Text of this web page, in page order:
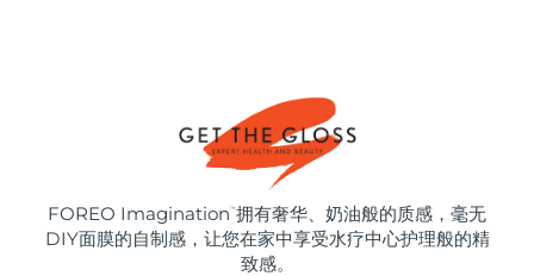
FOREO Imagination ™ 拥有奢华、奶油般的质感，毫无
DIY面膜的自制感，让您在家中享受水疗中心护理般的精
致感。